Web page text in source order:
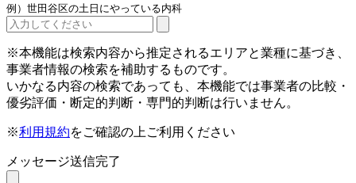
例）世田谷区の土日にやっている内科
※本機能は検索内容から推定されるエリアと業種に基づき、
事業者情報の検索を補助するものです。
いかなる内容の検索であっても、本機能では事業者の比較・
優劣評価・断定的判断・専門的判断は行いません。
※利用規約をご確認の上ご利用ください
メッセージ送信完了